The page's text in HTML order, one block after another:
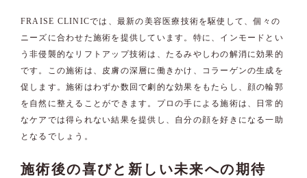
FRAISE CLINICでは、最新の美容医療技術を駆使して、個々の
ニーズに合わせた施術を提供しています。特に、インモードとい
う非侵襲的なリフトアップ技術は、たるみやしわの解消に効果的
です。この施術は、皮膚の深層に働きかけ、コラーゲンの生成を
促します。施術はわずか数回で劇的な効果をもたらし、顔の輪郭
を自然に整えることができます。プロの手による施術は、日常的
なケアでは得られない結果を提供し、自分の顔を好きになる一助
となるでしょう。
施術後の喜びと新しい未来への期待